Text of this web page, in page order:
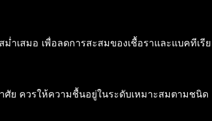
ำเสมอ เพื่อลดการสะสมของเชื้อราและแบคทีเรีย
ศัย ควรให้ความชื้นอยู่ในระดับเหมาะสมตามชนิด